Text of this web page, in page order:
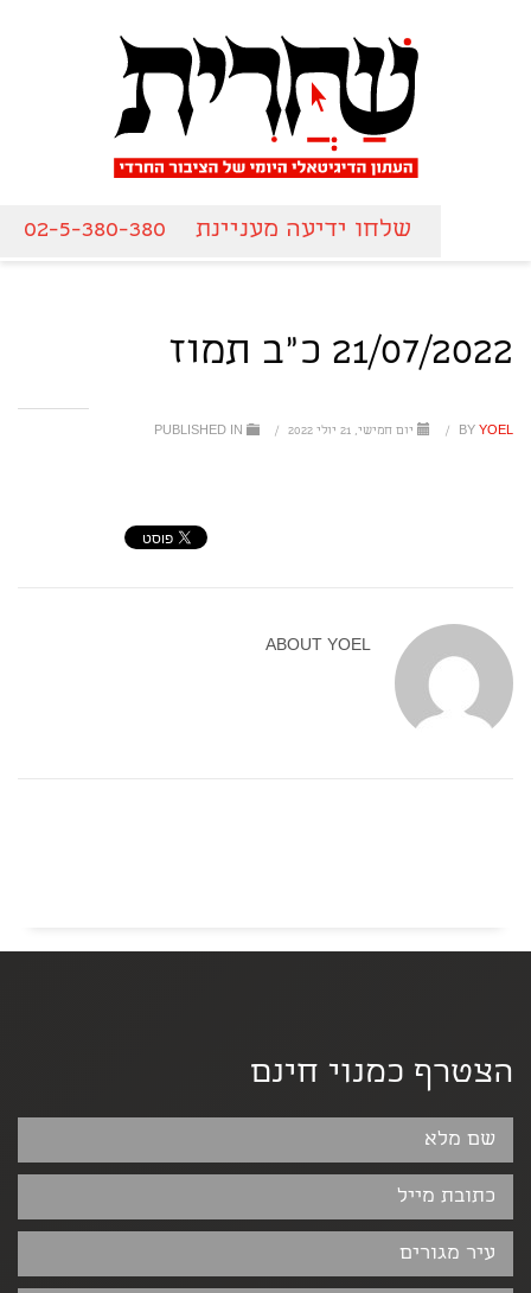
שלחו ידיעה מעניינת 02-5-380-380
21/07/2022 כ"ב תמוז
BY YOEL
/ יום חמישי, 21 יולי 2022 /
ABOUT YOEL
הצטרף כמנוי חינם